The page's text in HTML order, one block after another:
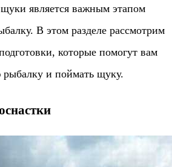
является важным этапом
В этом разделе рассмотрим
которые помогут вам
и поймать щуку.